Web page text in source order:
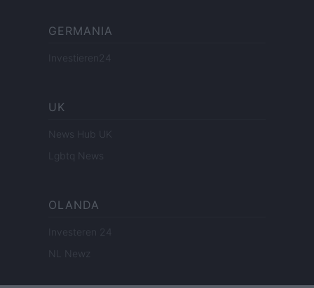
GERMANIA
Investieren24
UK
News Hub UK
Lgbtq News
OLANDA
Investeren 24
NL Newz